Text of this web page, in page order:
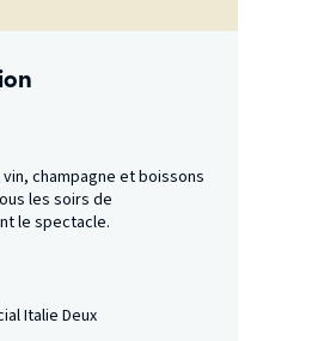
champagne et boissons
les soirs de
le spectacle.
Italie Deux